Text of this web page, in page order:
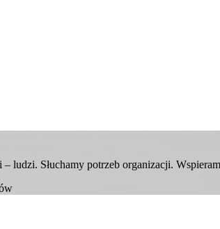
ludzi. Słuchamy potrzeb organizacji.